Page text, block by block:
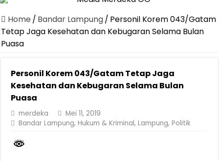
Canangkan Desa TAPIS dan Luncurkan Sekolah Lansia di
Pemprov Lampung Berhasil Kendalikan Inflasi, Jadi Provinsi
Pemprov Lampung Perkuat Pembangunan Rumah Layak Huni
Pastikan Pelayanan Maksimal, Direksi Jasa Raharja Tinjau Korban
Dirut Jasa Raharja Dampingi Wamenhub Tinjau Penanganan
Jasa Raharja Jamin Seluruh Korban Kebakaran KM Mutiara
Gubernur Mirza Ajak IAI Darul Fattah Cetak SDM Adaptif
Purnama Wulan Sari Mirza Buka SiSeSa Roadshow Lampung
Home / Bandar Lampung/ Personil Korem 043/Gatam
Tetap Jaga Kesehatan dan Kebugaran Selama Bulan
Puasa
Personil Korem 043/Gatam Tetap Jaga
Kesehatan dan Kebugaran Selama Bulan
Puasa
merdeka
Mei 11, 2019
Bandar Lampung,Hukum & Kriminal,Lampung,Politik